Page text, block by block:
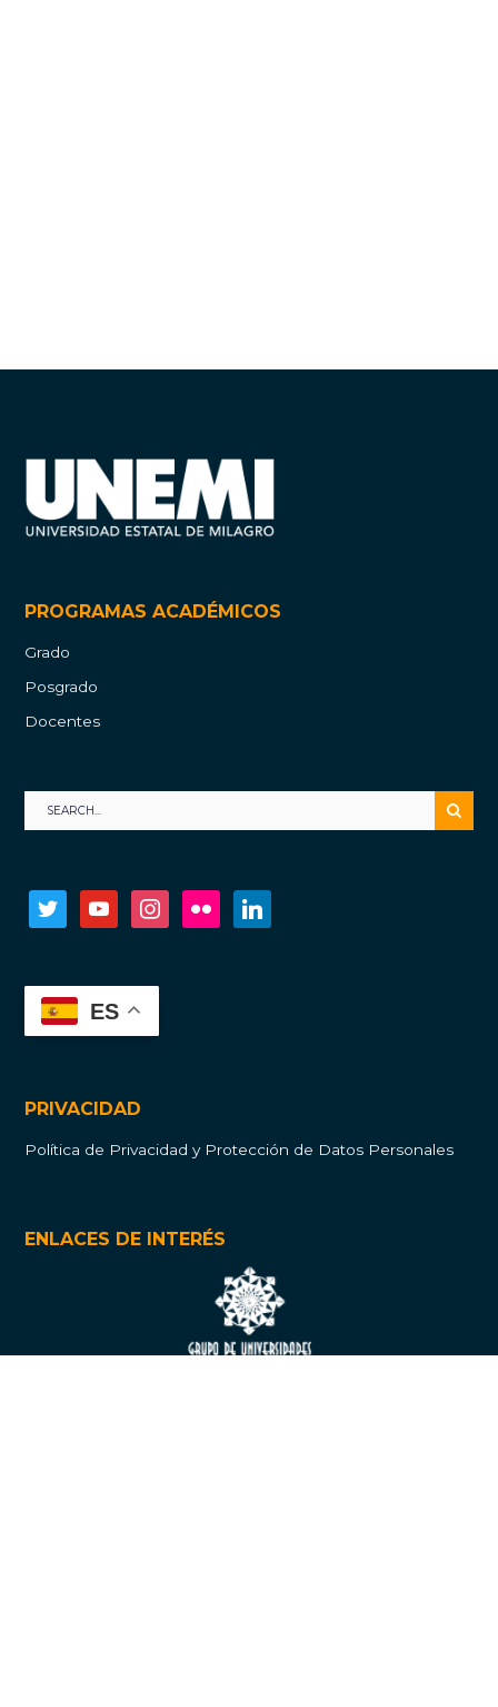
PROGRAMAS ACADÉMICOS
Grado
Posgrado
Docentes
twitter youtube instagramflickr
ES
PRIVACIDAD
Política de Privacidad y Protección de Datos Personales
ENLACES DE INTERÉS